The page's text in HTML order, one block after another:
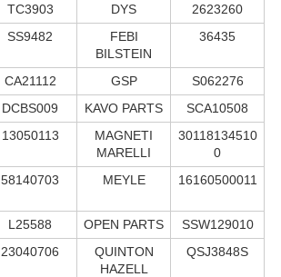
TC3903 DYS
2623260
SS9482
FEBI
BILSTEIN
36435
CA21112 GSP
S062276
DCBS009 KAVO PARTS
SCA10508
13050113
MAGNETI
MARELLI
30118134510
0
58140703 MEYLE 16160500011
L25588 OPEN PARTS
SSW129010
23040706
QUINTON
HAZELL
QSJ3848S